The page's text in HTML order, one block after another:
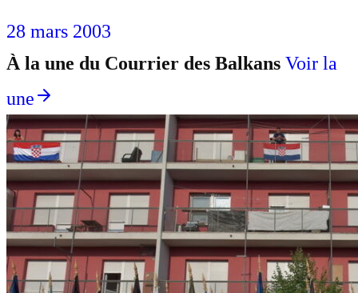
28 mars 2003
À la une du Courrier des Balkans Voir la
une